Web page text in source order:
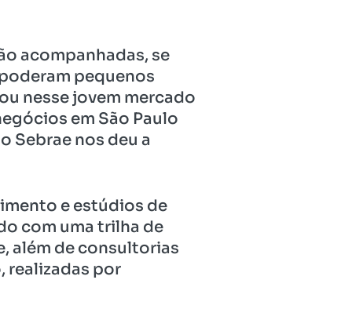
acompanhadas, se
pequenos
nesse jovem mercado
em São Paulo
Sebrae nos deu a
e estúdios de
com uma trilha de
além de consultorias
realizadas por